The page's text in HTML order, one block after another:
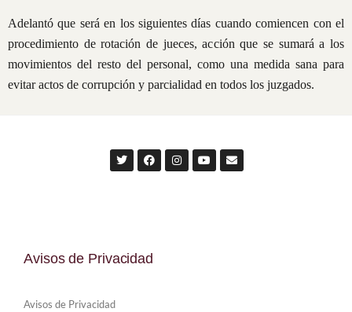
Adelantó que será en los siguientes días cuando comiencen con el
procedimiento de rotación de jueces, acción que se sumará a los
movimientos del resto del personal, como una medida sana para
evitar actos de corrupción y parcialidad en todos los juzgados.
Avisos de Privacidad
Avisos de Privacidad